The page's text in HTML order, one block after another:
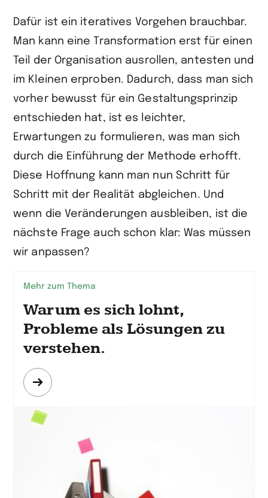
Dafür ist ein iteratives Vorgehen brauchbar.
Man kann eine Transformation erst für einen
Teil der Organisation ausrollen, antesten und
im Kleinen erproben. Dadurch, dass man sich
vorher bewusst für ein Gestaltungsprinzip
entschieden hat, ist es leichter,
Erwartungen zu formulieren, was man sich
durch die Einführung der Methode erhofft.
Diese Hoffnung kann man nun Schritt für
Schritt mit der Realität abgleichen. Und
wenn die Veränderungen ausbleiben, ist die
nächste Frage auch schon klar: Was müssen
wir anpassen?
Mehr zum Thema
Warum es sich lohnt,
Probleme als Lösungen zu
verstehen.
Mehr